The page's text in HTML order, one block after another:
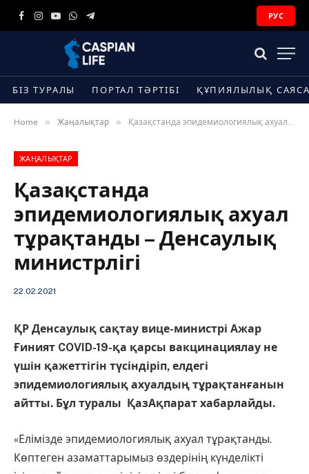
Facebook
Instagram
YouTube
WhatsApp
Telegram
РУС
БІЗ ТУРАЛЫ ПОРТАЛ ТӘРТІБІ ҚҰПИЯЛЫЛЫҚ
Home » Жаңалықтар » Қазақстанда эпидемиологиялық ахуал тұрақтанды – Денсаулық министрлігі
ЖАҢАЛЫҚТАР
Қазақстанда
эпидемиологиялық ахуал
тұрақтанды – Денсаулық
министрлігі
22.02.2021
ҚР Денсаулық сақтау вице-министрі Ажар
Ғиният COVID-19-қа қарсы вакцинациялау не
үшін қажеттігін түсіндіріп, елдегі
эпидемиологиялық ахуалдың тұрақтанғанын
айтты. Бұл туралы ҚазАқпарат хабарлайды.
«Елімізде эпидемиологиялық ахуал тұрақтанды.
Көптеген азаматтарымыз өздерінің күнделікті